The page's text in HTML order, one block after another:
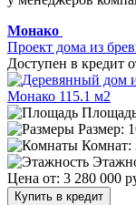
Монако
Проект дома из
Доступен в кредит
Размер:
Комнат:
Цена от: 3 280 000
Купить в кредит